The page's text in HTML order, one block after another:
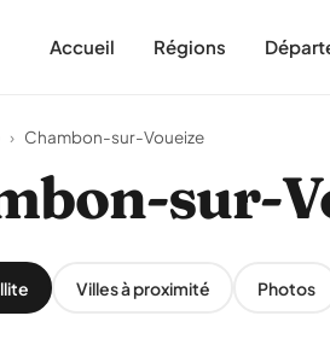
Accueil Régions
› Chambon-sur-Voueize
sur-
Villes à proximité Photos